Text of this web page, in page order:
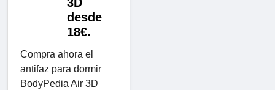
desde
18€.
Compra ahora el
antifaz para dormir
BodyPedia Air 3D